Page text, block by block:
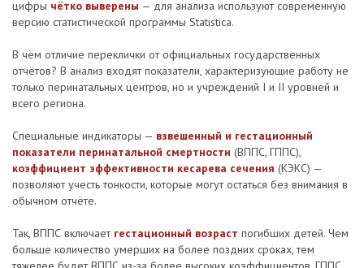
цифры чётко выверены — для анализа используют современную
версию статистической программы Statistica.
В чём отличие переклички от официальных государственных
отчётов? В анализ входят показатели, характеризующие работу не
только перинатальных центров, но и учреждений I и II уровней и
всего региона.
Специальные индикаторы — взвешенный и гестационный
показатели перинатальной смертности (ВППС, ГППС),
коэффициент эффективности кесарева сечения (КЭКС) —
позволяют учесть тонкости, которые могут остаться без внимания в
обычном отчёте.
Так, ВППС включает гестационный возраст погибших детей. Чем
больше количество умерших на более поздних сроках, тем